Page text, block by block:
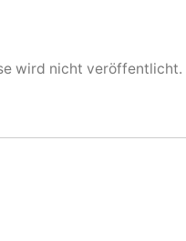
wird nicht veröffentlicht.